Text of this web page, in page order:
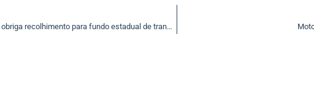
Ruralistas questionam lei de Mato Grosso que obriga recolhimento para fundo estadual de transporte e habitação